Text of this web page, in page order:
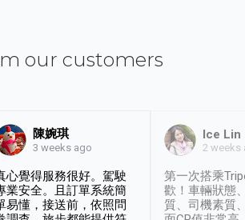
our customers
陳婉琪
3 weeks ago
心覺得服務很好。駕駛
業安全。且訂單系統簡
易懂，接送前，依照問
Ice Lin
2 weeks
第一次搭乘
歡！車輛狀態
質、司機素質